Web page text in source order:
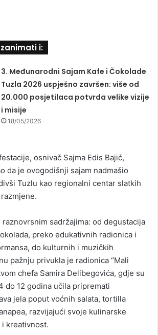
i:
3. Međunarodni Sajam Kafe i Čokolade
Tuzla 2026 uspješno završen: više od
20.000 posjetilaca potvrda velike vizije
i misije
18/05/2026
osnivač Sajma Edis Bajić,
da je ovogodišnji sajam nadmašio
Tuzlu kao regionalni centar slatkih
raznovrsnim sadržajima: od degustacija
preko edukativnih radionica i
do kulturnih i muzičkih
pažnju privukla je radionica “Mali
chefa Samira Delibegovića, gdje su
do 12 godina učila pripremati
jela poput voćnih salata, tortilla
razvijajući svoje kulinarske
kreativnost.